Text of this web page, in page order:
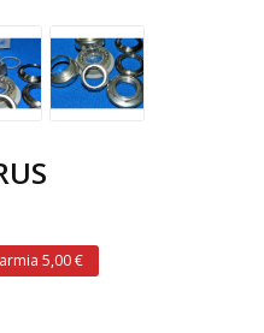
5,00 €